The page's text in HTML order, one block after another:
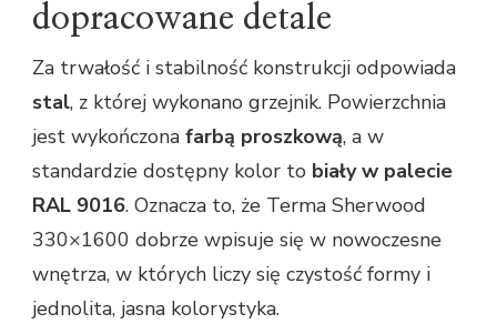
dopracowane detale
Za trwałość i stabilność konstrukcji odpowiada
stal, z której wykonano grzejnik. Powierzchnia
jest wykończona farbą proszkową, a w
standardzie dostępny kolor to biały w palecie
RAL 9016. Oznacza to, że Terma Sherwood
330×1600 dobrze wpisuje się w nowoczesne
wnętrza, w których liczy się czystość formy i
jednolita, jasna kolorystyka.